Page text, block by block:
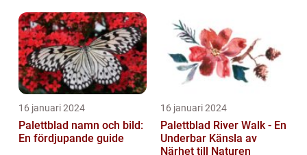
16 januari 2024
Palettblad namn och bild:
En fördjupande guide
16 januari 2024
Palettblad River Walk - En
Underbar Känsla av
Närhet till Naturen